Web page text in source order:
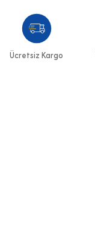
Ücretsiz Kargo